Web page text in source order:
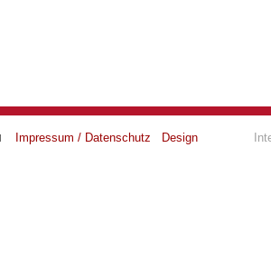
Impressum / Datenschutz Design